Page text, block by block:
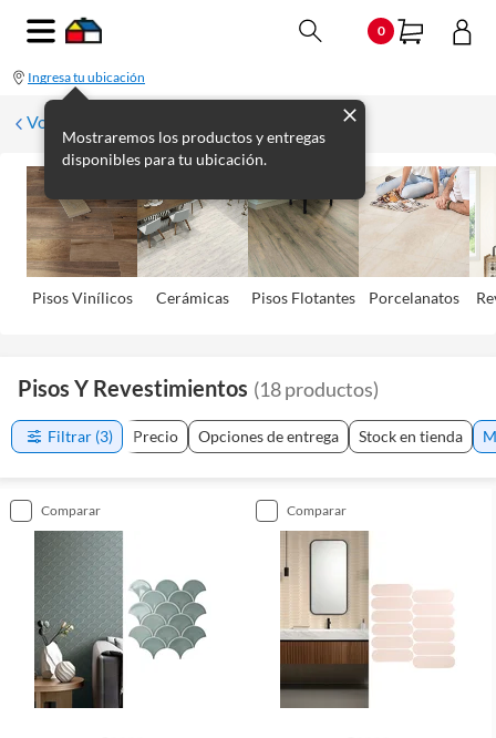
0
Ingresa tu ubicación
Mostraremos los productos y entregas
disponibles para tu ubicación.
Volver
Pisos Viní­licos Cerámicas Pisos Flotantes Porcelanatos
Pisos Y Revestimientos (18productos)
Filtrar (3) Precio Opciones de entrega Stock en tienda
comparar comparar